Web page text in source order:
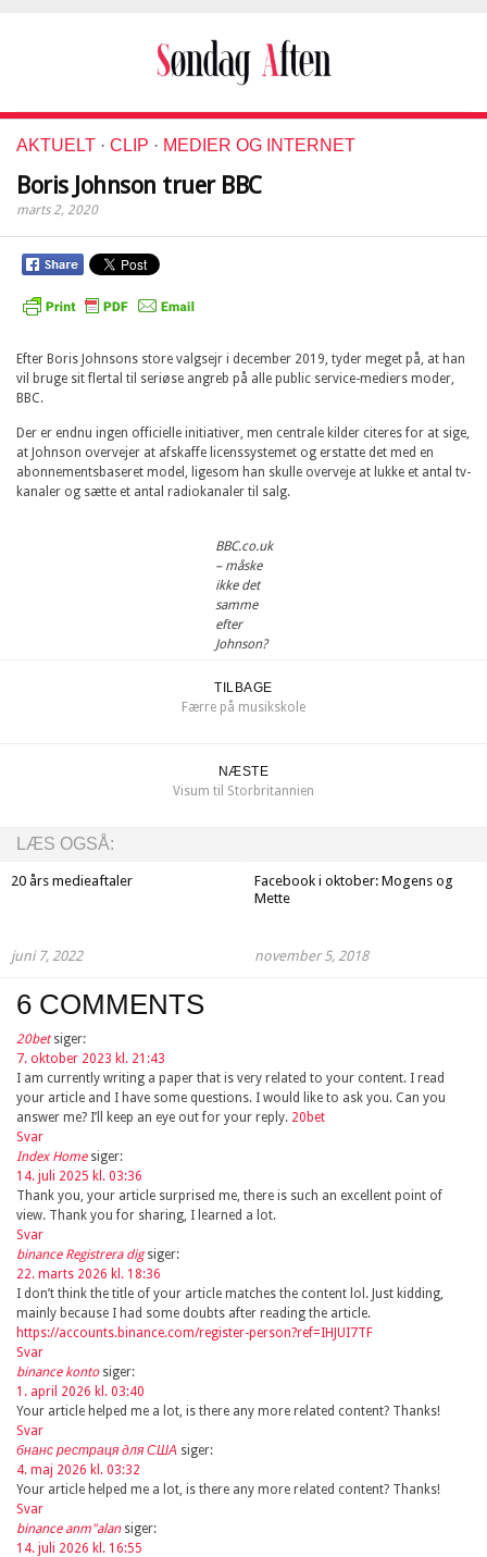
AKTUELT · CLIP · MEDIER OG INTERNET
Boris Johnson truer BBC
marts 2, 2020
Efter Boris Johnsons store valgsejr i december 2019, tyder meget på, at han
vil bruge sit flertal til seriøse angreb på alle public service-mediers moder,
BBC.
Der er endnu ingen officielle initiativer, men centrale kilder citeres for at sige,
at Johnson overvejer at afskaffe licenssystemet og erstatte det med en
abonnementsbaseret model, ligesom han skulle overveje at lukke et antal tv-
kanaler og sætte et antal radiokanaler til salg.
BBC.co.uk
– måske
ikke det
samme
efter
Johnson?
TILBAGE
Færre på musikskole
NÆSTE
Visum til Storbritannien
LÆS OGSÅ:
20 års medieaftaler
juni 7, 2022
Facebook i oktober: Mogens og
Mette
november 5, 2018
6 COMMENTS
20bet siger:
7. oktober 2023 kl. 21:43
I am currently writing a paper that is very related to your content. I read
your article and I have some questions. I would like to ask you. Can you
answer me? I’ll keep an eye out for your reply. 20bet
Svar
Index Home siger:
14. juli 2025 kl. 03:36
Thank you, your article surprised me, there is such an excellent point of
view. Thank you for sharing, I learned a lot.
Svar
binance Registrera dig siger:
22. marts 2026 kl. 18:36
I don’t think the title of your article matches the content lol. Just kidding,
mainly because I had some doubts after reading the article.
https://accounts.binance.com/register-person?ref=IHJUI7TF
Svar
binance konto siger:
1. april 2026 kl. 03:40
Your article helped me a lot, is there any more related content? Thanks!
Svar
бнанс рестраця для США siger:
4. maj 2026 kl. 03:32
Your article helped me a lot, is there any more related content? Thanks!
Svar
binance anm"alan siger:
14. juli 2026 kl. 16:55